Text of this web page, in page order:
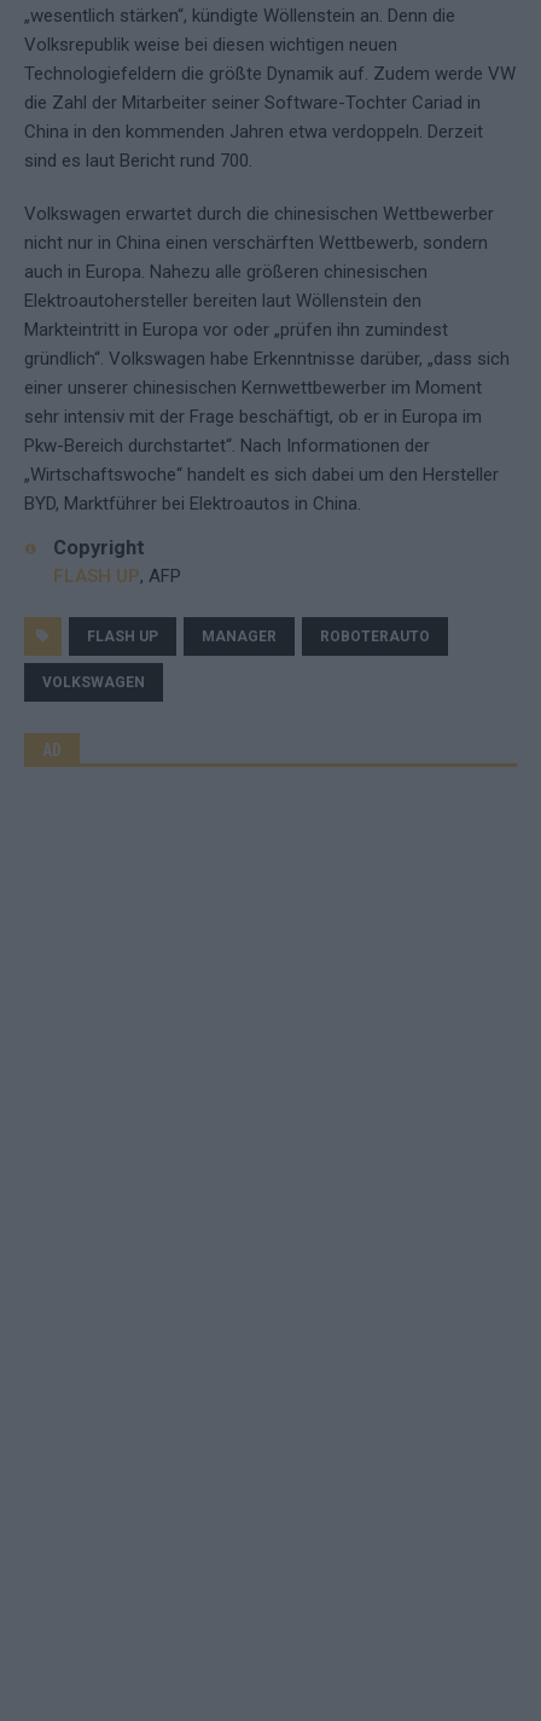
„wesentlich stärken“, kündigte Wöllenstein an. Denn die
Volksrepublik weise bei diesen wichtigen neuen
Technologiefeldern die größte Dynamik auf. Zudem werde VW
die Zahl der Mitarbeiter seiner Software-Tochter Cariad in
China in den kommenden Jahren etwa verdoppeln. Derzeit
sind es laut Bericht rund 700.
Volkswagen erwartet durch die chinesischen Wettbewerber
nicht nur in China einen verschärften Wettbewerb, sondern
auch in Europa. Nahezu alle größeren chinesischen
Elektroautohersteller bereiten laut Wöllenstein den
Markteintritt in Europa vor oder „prüfen ihn zumindest
gründlich“. Volkswagen habe Erkenntnisse darüber, „dass sich
einer unserer chinesischen Kernwettbewerber im Moment
sehr intensiv mit der Frage beschäftigt, ob er in Europa im
Pkw-Bereich durchstartet“. Nach Informationen der
„Wirtschaftswoche“ handelt es sich dabei um den Hersteller
BYD, Marktführer bei Elektroautos in China.
Copyright
FLASH UP, AFP
FLASH UP MANAGER ROBOTERAUTO
VOLKSWAGEN
AD